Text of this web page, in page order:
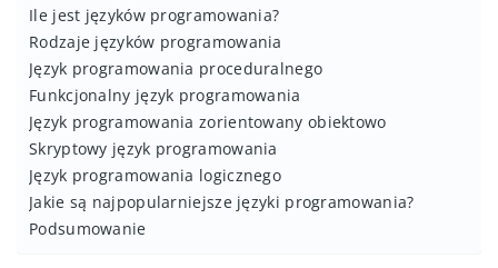
Ile jest języków programowania?
Rodzaje języków programowania
Język programowania proceduralnego
Funkcjonalny język programowania
Język programowania zorientowany obiektowo
Skryptowy język programowania
Język programowania logicznego
Jakie są najpopularniejsze języki programowania?
Podsumowanie